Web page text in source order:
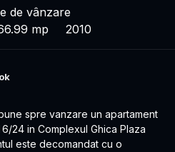
de vânzare
mp 2010
spre vanzare un apartament
24 in Complexul Ghica Plaza
este decomandat cu o